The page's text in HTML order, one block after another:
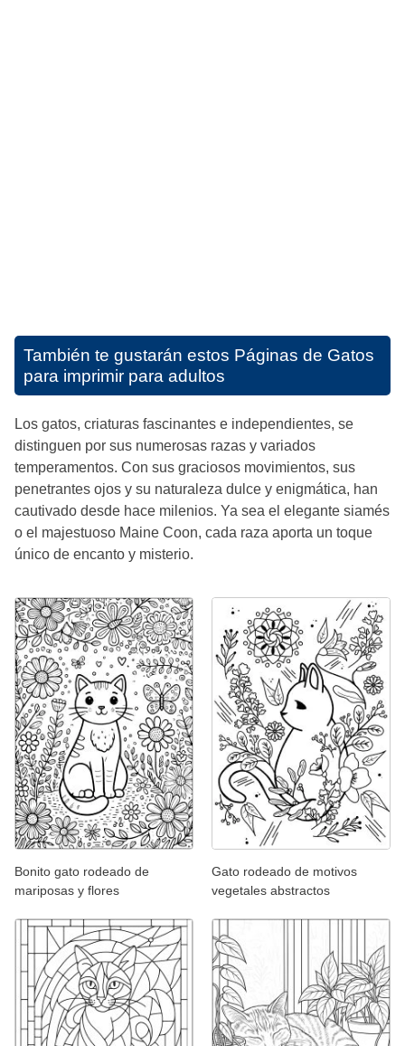
También te gustarán estos Páginas de Gatos
para imprimir para adultos
Los gatos, criaturas fascinantes e independientes, se
distinguen por sus numerosas razas y variados
temperamentos. Con sus graciosos movimientos, sus
penetrantes ojos y su naturaleza dulce y enigmática, han
cautivado desde hace milenios. Ya sea el elegante siamés
o el majestuoso Maine Coon, cada raza aporta un toque
único de encanto y misterio.
Bonito gato rodeado de
mariposas y flores
Gato rodeado de motivos
vegetales abstractos